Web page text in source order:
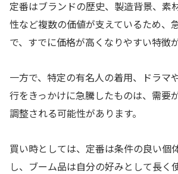
定番はブランドの歴史、製造背景、素
性など複数の価値が支えているため、
で、すでに価格が高くなりやすい特徴
一方で、特定の有名人の着用、ドラマ
行をきっかけに急騰したものは、需要
調整される可能性があります。
買い時としては、定番は条件の良い個
し、ブーム品は自分の好みとして長く